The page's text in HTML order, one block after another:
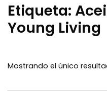
Etiqueta:
Young Living
Mostrando el único